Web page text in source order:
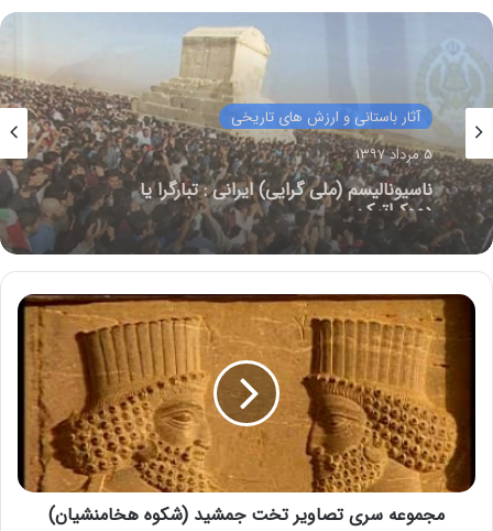
آثار باستانی و ارزش های تاریخی
۲۶ اسفند ۱۳۹۶
کتاب چکیده تاریخ ایران از باستان تا پایان دوره
قاجاربه
مجموعه سری تصاویر تخت جمشید (شکوه هخامنشیان)